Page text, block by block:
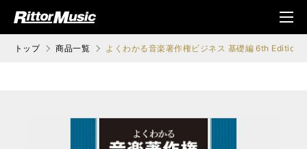
ジック (Rittor Musi
メニ
ュ
トップ 商品一覧 よくわかる音楽著作権ビジネス 基礎編 6th Edition